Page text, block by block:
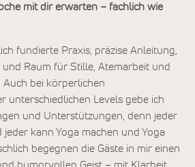
mit dir erwarten – fachlich wie
fundierte Praxis, präzise Anleitung,
und Raum für Stille, Atemarbeit und
bei körperlichen
unterschiedlichen Levels gebe ich
und Unterstützungen, denn jeder
kann Yoga machen und Yoga
begegnen die Gäste in mir einen